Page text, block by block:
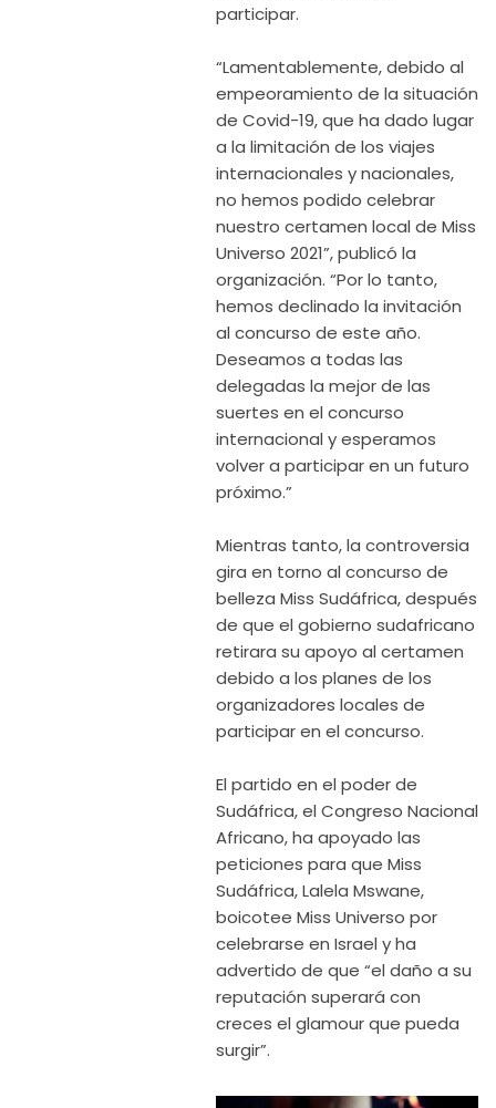
participar.
“Lamentablemente, debido al
empeoramiento de la situación
de Covid-19, que ha dado lugar
a la limitación de los viajes
internacionales y nacionales,
no hemos podido celebrar
nuestro certamen local de Miss
Universo 2021”, publicó la
organización. “Por lo tanto,
hemos declinado la invitación
al concurso de este año.
Deseamos a todas las
delegadas la mejor de las
suertes en el concurso
internacional y esperamos
volver a participar en un futuro
próximo.”
Mientras tanto, la controversia
gira en torno al concurso de
belleza Miss Sudáfrica, después
de que el gobierno sudafricano
retirara su apoyo al certamen
debido a los planes de los
organizadores locales de
participar en el concurso.
El partido en el poder de
Sudáfrica, el Congreso Nacional
Africano, ha apoyado las
peticiones para que Miss
Sudáfrica, Lalela Mswane,
boicotee Miss Universo por
celebrarse en Israel y ha
advertido de que “el daño a su
reputación superará con
creces el glamour que pueda
surgir”.